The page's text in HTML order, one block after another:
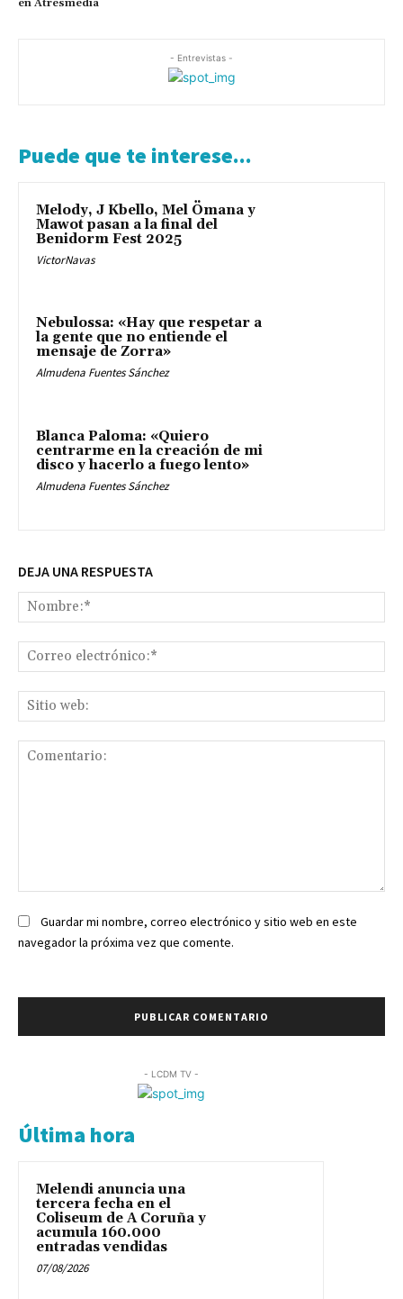
en Atresmedia
- Entrevistas -
Puede que te interese...
Melody, J Kbello, Mel Ömana y
Mawot pasan a la final del
Benidorm Fest 2025
VictorNavas
Nebulossa: «Hay que respetar a
la gente que no entiende el
mensaje de Zorra»
Almudena Fuentes Sánchez
Blanca Paloma: «Quiero
centrarme en la creación de mi
disco y hacerlo a fuego lento»
Almudena Fuentes Sánchez
DEJA UNA RESPUESTA
Guardar mi nombre, correo electrónico y sitio web en este
navegador la próxima vez que comente.
- LCDM TV -
Última hora
Melendi anuncia una
tercera fecha en el
Coliseum de A Coruña y
acumula 160.000
entradas vendidas
07/08/2026